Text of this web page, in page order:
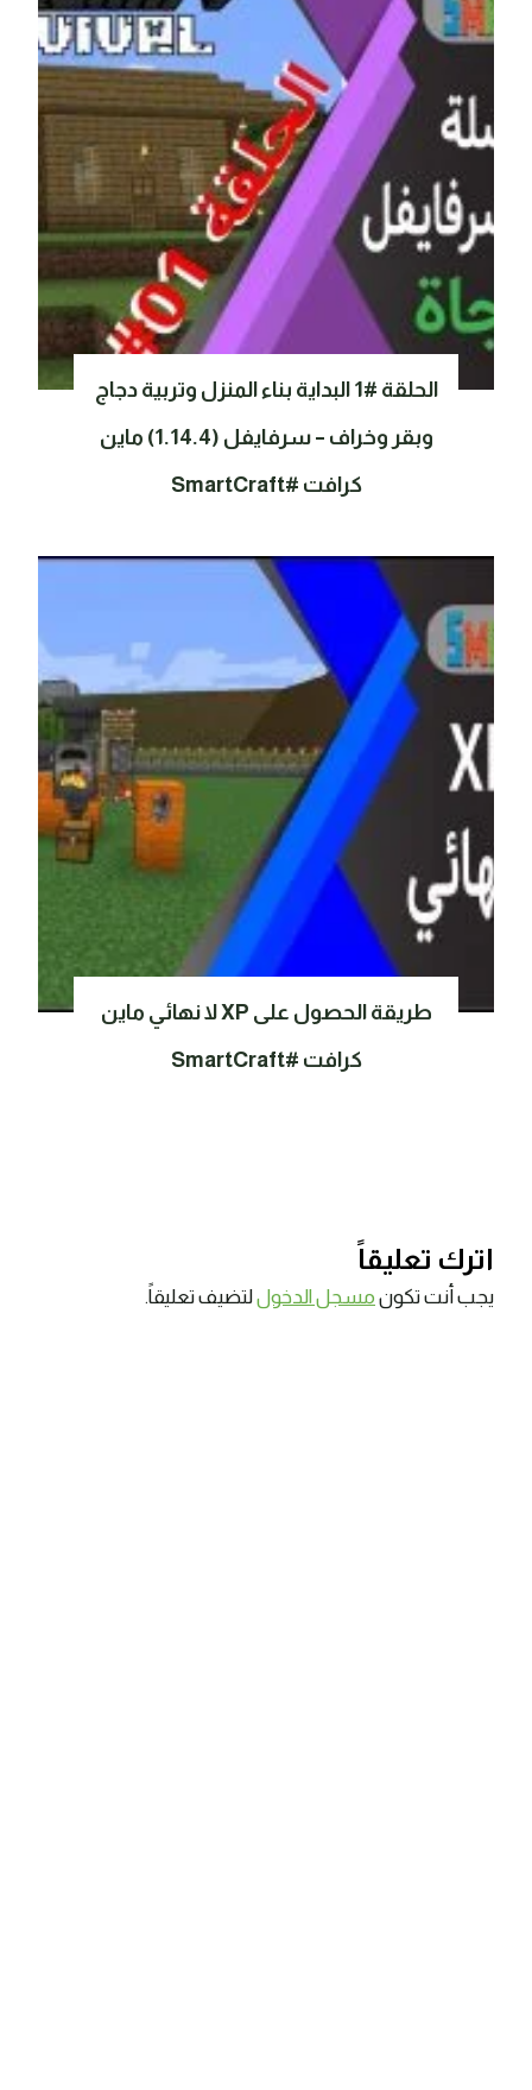
الحلقة #1 البداية بناء المنزل وتربية دجاج
وبقر وخراف – سرفايفل (1.14.4) ماين
كرافت #SmartCraft
طريقة الحصول على XP لا نهائي ماين
كرافت #SmartCraft
اترك تعليقاً
يجب أنت تكون مسجل الدخوللتضيف تعليقاً.